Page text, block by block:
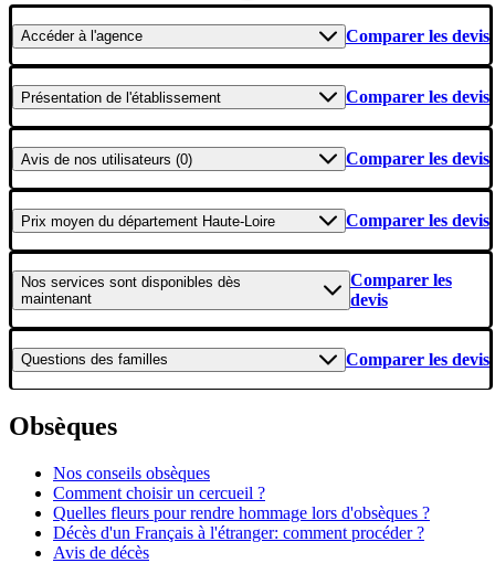
Accéderà l'agence Comparer les devis
Présentation de l'établissement Comparer les devis
Avis de nos utilisateurs (0) Comparer les devis
Prix moyen du département Haute-Loire Comparer les devis
Nos services sont disponibles dès
maintenant
Comparer les
devis
Questions des familles Comparer les devis
Obsèques
Nos conseils obsèques
Comment choisir un cercueil ?
Quelles fleurs pour rendre hommage lors d'obsèques ?
Décès d'un Français à l'étranger: comment procéder ?
Avis de décès